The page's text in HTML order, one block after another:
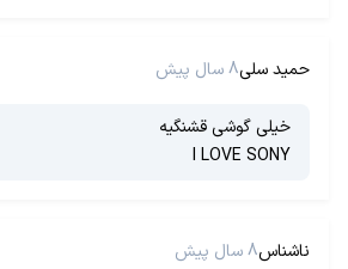
حمید سلی8 سال پیش
خیلی گوشی قشنگیه
I LOVE SONY
ناشناس8 سال پیش